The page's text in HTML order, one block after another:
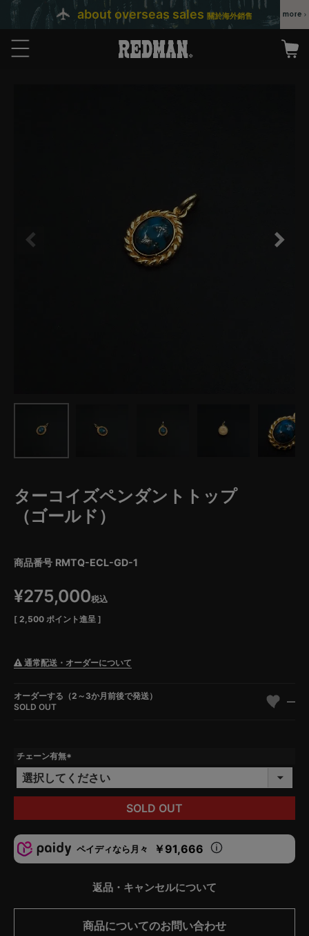
about overseas sales 關於海外銷售
ターコイズペンダントトップ
（ゴールド）
商品番号 RMTQ-ECL-GD-1
¥275,000税込
[ 2,500 ポイント進呈 ]
通常配送・オーダーについて
オーダーする（2～3か月前後で発送）
SOLD OUT
—
チェーン有無
(
必
SOLD OUT
ペイディなら月々 ￥91,666
返品・キャンセルについて
商品についてのお問い合わせ